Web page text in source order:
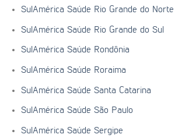
SulAmérica Saúde Rio Grande do Norte
SulAmérica Saúde Rio Grande do Sul
SulAmérica Saúde Rondônia
SulAmérica Saúde Roraima
SulAmérica Saúde Santa Catarina
SulAmérica Saúde São Paulo
SulAmérica Saúde Sergipe